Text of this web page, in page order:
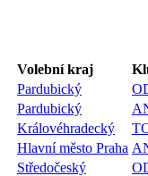
Volební kraj
Pardubický
Pardubický
Královéhradecký
Hlavní město Praha
Středočeský